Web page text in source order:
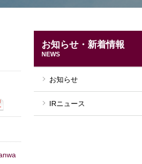
お知らせ・新着情報
NEWS
お知らせ
IRニュース